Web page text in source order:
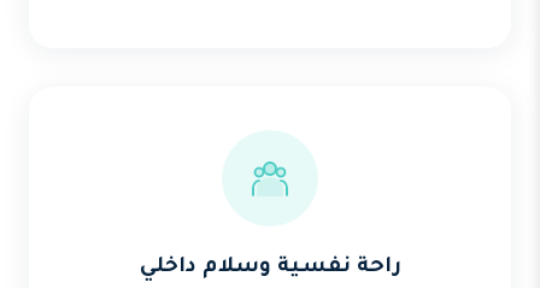
راحة نفسية وسلام داخلي